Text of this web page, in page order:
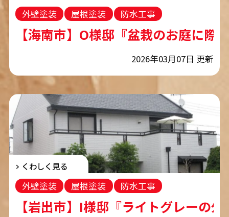
【海南市】O様邸『盆栽のお庭に
2026年03月07日 更新
外壁塗装 屋根塗装
防水工事
コーキング工事
くわしく見る
【岩出市】I様邸『ライトグレーの
外壁塗装 屋根塗装
防水工事
コーキング工事